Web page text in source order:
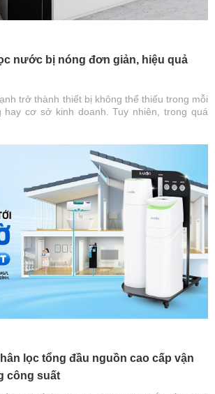
nước bị nóng đơn giản, hiệu quả
trở thành thiết bị không thể thiếu trong mỗi
hay cơ sở kinh doanh. Tuy nhiên, trong quá
lọc tổng đầu nguồn cao cấp vận
công suất